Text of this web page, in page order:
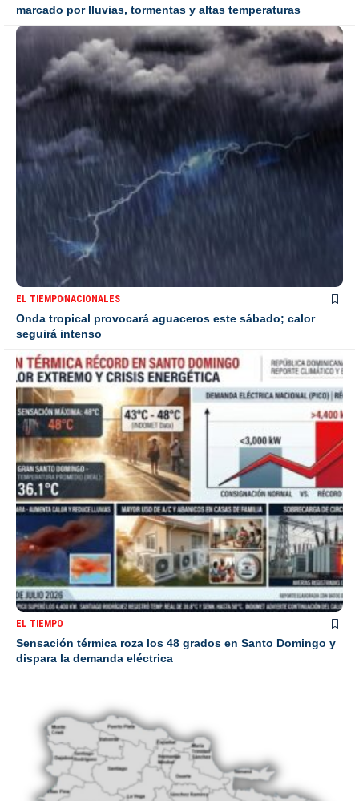
marcado por lluvias, tormentas y altas temperaturas
EL TIEMPONACIONALES
Onda tropical provocará aguaceros este sábado; calor
seguirá intenso
EL TIEMPO
Sensación térmica roza los 48 grados en Santo Domingo y
dispara la demanda eléctrica